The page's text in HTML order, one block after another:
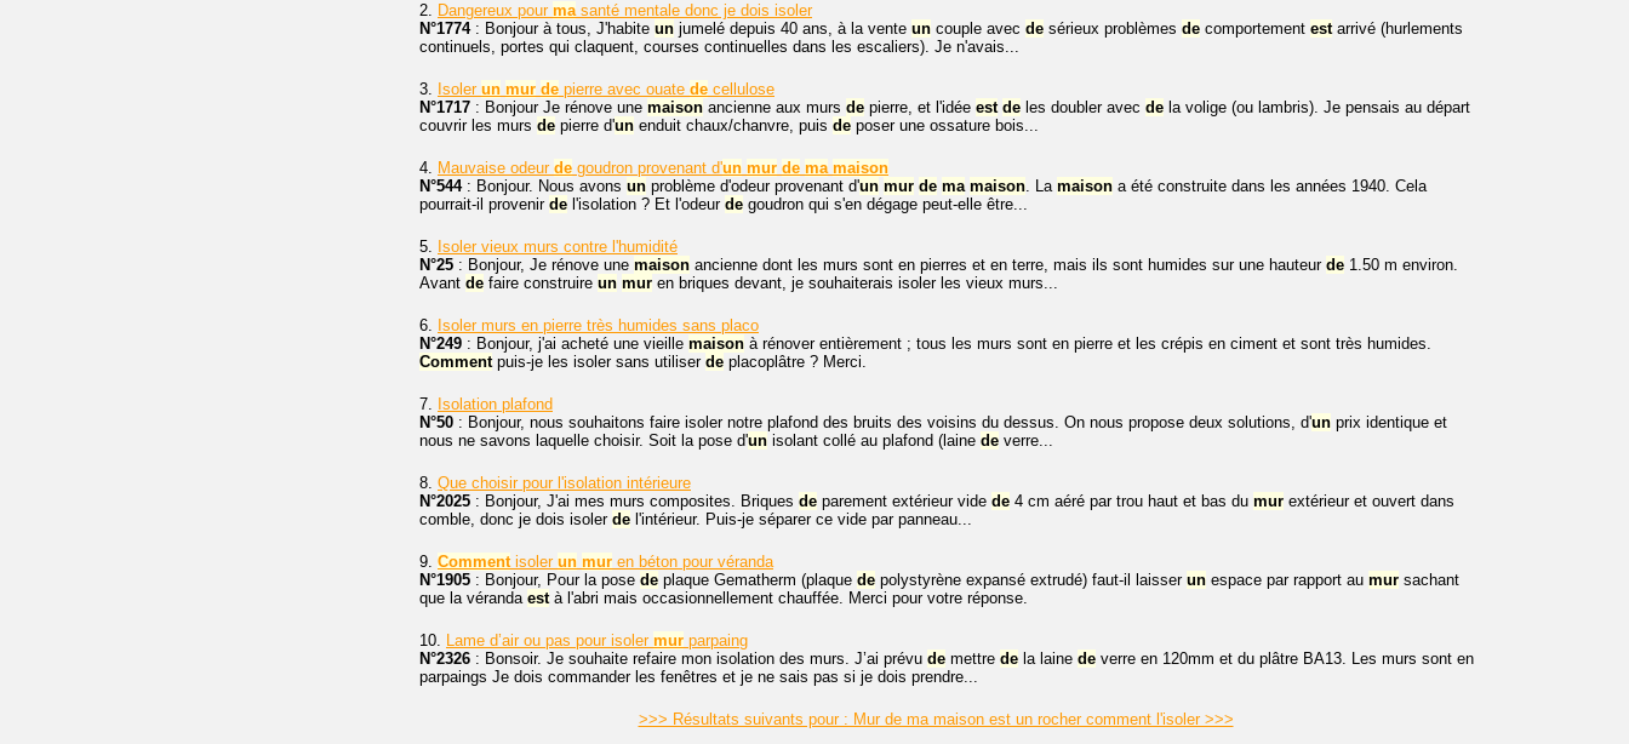
2. Dangereux pour masanté mentale donc je dois isoler
N°1774: Bonjour à tous, J'habite un jumelé depuis 40 ans, à la vente un couple avec de sérieux problèmes de comportement estarrivé (hurlements
continuels, portes qui claquent, courses continuelles dans les escaliers). Je n'avais...
3. Isoler un mur de pierre avec ouate de cellulose
N°1717 : Bonjour Je rénove une maison ancienne aux murs de pierre, et l'idée est de les doubler avec de la volige (ou lambris). Je pensais au départ
couvrir les murs de pierre d'un enduit chaux/chanvre, puis de poser une ossature bois...
4. Mauvaise odeur de goudron provenant d'un mur de ma maison
N°544: Bonjour. Nous avons un problème d'odeur provenant d'un mur de ma maison. La maison a été construite dans les années 1940. Cela
pourrait-il provenir de l'isolation ? Et l'odeur de goudron qui s'en dégage peut-elle être...
5. Isoler vieux murs contre l'humidité
N°25 : Bonjour, Je rénove une maison ancienne dont les murs sont en pierres et en terre, mais ils sont humides sur une hauteur de 1.50 m environ.
Avant de faire construire un mur en briques devant, je souhaiterais isoler les vieux murs...
6. Isoler murs en pierre très humides sans placo
N°249 : Bonjour, j'ai acheté une vieille maison à rénover entièrement ; tous les murs sont en pierre et les crépis en ciment et sont très humides.
Commentpuis-je les isoler sans utiliser de placoplâtre ? Merci.
7. Isolation plafond
N°50 : Bonjour, nous souhaitons faire isoler notre plafond des bruits des voisins du dessus. On nous propose deux solutions, d'un prix identique et
nous ne savons laquelle choisir. Soit la pose d'un isolant collé au plafond (laine de verre...
8. Que choisir pour l'isolation intérieure
N°2025 : Bonjour, J'ai mes murs composites. Briques de parement extérieur vide de 4 cm aéré par trou haut et bas du mur extérieur et ouvert dans
comble, donc je dois isoler de l'intérieur. Puis-je séparer ce vide par panneau...
9. Commentisoler un mur en béton pour véranda
N°1905 : Bonjour, Pour la pose de plaque Gematherm (plaque de polystyrène expansé extrudé) faut-il laisser un espace par rapport au mur sachant
que la véranda està l'abri mais occasionnellement chauffée. Merci pour votre réponse.
10. Lame d’air ou pas pour isoler mur parpaing
N°2326 : Bonsoir. Je souhaite refaire mon isolation des murs. J’ai prévu de mettre de la laine de verre en 120mm et du plâtre BA13. Les murs sont en
parpaings Je dois commander les fenêtres et je ne sais pas si je dois prendre...
>>> Résultats suivants pour : Mur de ma maison est un rocher comment l'isoler >>>